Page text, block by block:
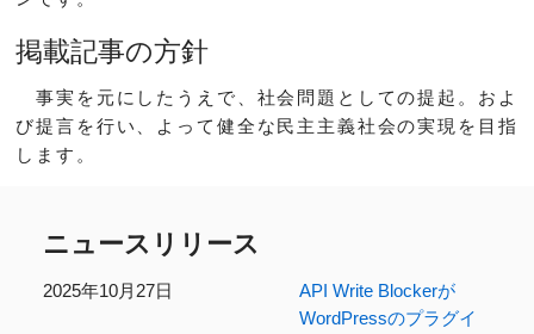
掲載記事の方針
事実を元にしたうえで、社会問題としての提起。およ
び提言を行い、よって健全な民主主義社会の実現を目指
します。
ニュースリリース
2025年10月27日
API Write Blockerが
WordPressのプラグイ